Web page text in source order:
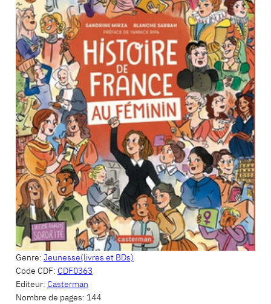
Genre: Jeunesse(livres et BDs)
Code CDF: CDF0363
Editeur: Casterman
Nombre de pages: 144